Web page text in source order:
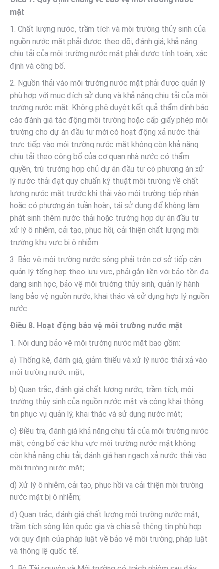
mặt
1. Chất lượng nước, trầm tích và môi trường thủy sinh của
nguồn nước mặt phải được theo dõi, đánh giá; khả năng
chịu tải của môi trường nước mặt phải được tính toán, xác
định và công bố.
2. Nguồn thải vào môi trường nước mặt phải được quản lý
phù hợp với mục đích sử dụng và khả năng chịu tải của môi
trường nước mặt. Không phê duyệt kết quả thẩm định báo
cáo đánh giá tác động môi trường hoặc cấp giấy phép môi
trường cho dự án đầu tư mới có hoạt động xả nước thải
trực tiếp vào môi trường nước mặt không còn khả năng
chịu tải theo công bố của cơ quan nhà nước có thẩm
quyền, trừ trường hợp chủ dự án đầu tư có phương án xử
lý nước thải đạt quy chuẩn kỹ thuật môi trường về chất
lượng nước mặt trước khi thải vào môi trường tiếp nhận
hoặc có phương án tuần hoàn, tái sử dụng để không làm
phát sinh thêm nước thải hoặc trường hợp dự án đầu tư
xử lý ô nhiễm, cải tạo, phục hồi, cải thiện chất lượng môi
trường khu vực bị ô nhiễm.
3. Bảo vệ môi trường nước sông phải trên cơ sở tiếp cận
quản lý tổng hợp theo lưu vực, phải gắn liền với bảo tồn đa
dạng sinh học, bảo vệ môi trường thủy sinh, quản lý hành
lang bảo vệ nguồn nước, khai thác và sử dụng hợp lý nguồn
nước.
Điều 8. Hoạt động bảo vệ môi trường nước mặt
1. Nội dung bảo vệ môi trường nước mặt bao gồm:
a) Thống kê, đánh giá, giảm thiểu và xử lý nước thải xả vào
môi trường nước mặt;
b) Quan trắc, đánh giá chất lượng nước, trầm tích, môi
trường thủy sinh của nguồn nước mặt và công khai thông
tin phục vụ quản lý, khai thác và sử dụng nước mặt;
c) Điều tra, đánh giá khả năng chịu tải của môi trường nước
mặt; công bố các khu vực môi trường nước mặt không
còn khả năng chịu tải; đánh giá hạn ngạch xả nước thải vào
môi trường nước mặt;
d) Xử lý ô nhiễm, cải tạo, phục hồi và cải thiện môi trường
nước mặt bị ô nhiễm;
đ) Quan trắc, đánh giá chất lượng môi trường nước mặt,
trầm tích sông liên quốc gia và chia sẻ thông tin phù hợp
với quy định của pháp luật về bảo vệ môi trường, pháp luật
và thông lệ quốc tế.